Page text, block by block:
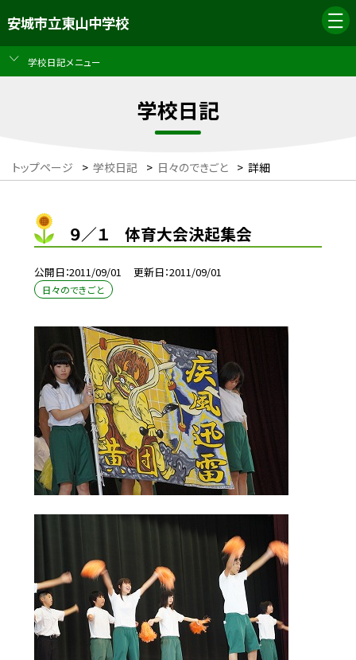
安城市立東山中学校
学校日記メニュー
学校日記
トップページ > 学校日記 > 日々のできごと > 詳細
９／１ 体育大会決起集会
公開日 2011/09/01 更新日 2011/09/01
日々のできごと